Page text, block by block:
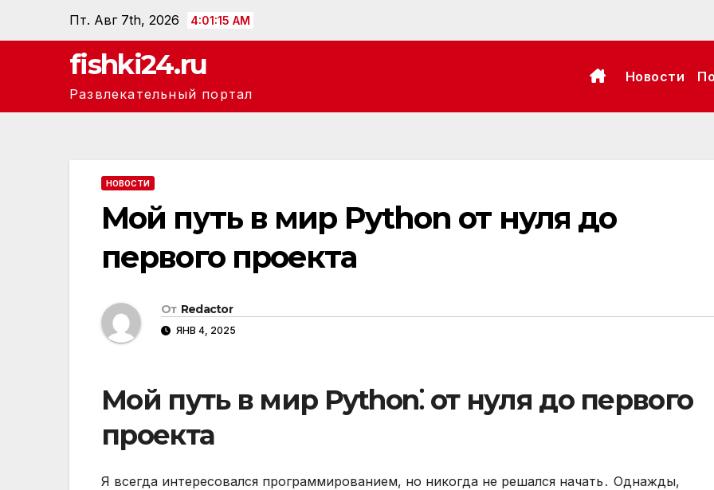
содержанию
Пт. Авг 7th, 2026 4:01:16 AM
fishki24.ru
Развлекательный портал
Новости
НОВОСТИ
Мой путь в мир Python от нуля до
первого проекта
От Redactor
ЯНВ 4, 2025
Мой путь в мир Python⁚ от нуля до первого
проекта
Я всегда интересовался программированием, но никогда не решался начать․ Однажды,